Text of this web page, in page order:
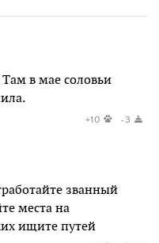
в мае соловьи
+10 -3
званный
места на
ищите путей